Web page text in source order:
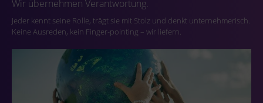
Wir übernehmen Verantwortung.
Jeder kennt seine Rolle, trägt sie mit Stolz und denkt unternehmerisch.
Keine Ausreden, kein Finger-pointing – wir liefern.